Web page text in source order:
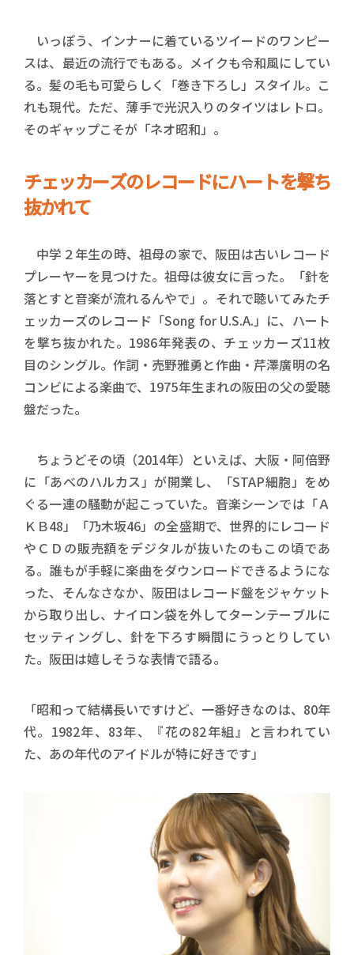
いっぽう、インナーに着ているツイードのワンピー
スは、最近の流行でもある。メイクも令和風にしてい
る。髪の毛も可愛らしく「巻き下ろし」スタイル。こ
れも現代。ただ、薄手で光沢入りのタイツはレトロ。
そのギャップこそが「ネオ昭和」。
チェッカーズのレコードにハートを撃ち
抜かれて
中学２年生の時、祖母の家で、阪田は古いレコード
プレーヤーを見つけた。祖母は彼女に言った。「針を
落とすと音楽が流れるんやで」。それで聴いてみたチ
ェッカーズのレコード「Song for U.S.A.」に、ハート
を撃ち抜かれた。1986年発表の、チェッカーズ11枚
目のシングル。作詞・売野雅勇と作曲・芹澤廣明の名
コンビによる楽曲で、1975年生まれの阪田の父の愛聴
盤だった。
ちょうどその頃（2014年）といえば、大阪・阿倍野
に「あべのハルカス」が開業し、「STAP細胞」をめ
ぐる一連の騒動が起こっていた。音楽シーンでは「Ａ
ＫＢ48」「乃木坂46」の全盛期で、世界的にレコード
やＣＤの販売額をデジタルが抜いたのもこの頃であ
る。誰もが手軽に楽曲をダウンロードできるようにな
った、そんなさなか、阪田はレコード盤をジャケット
から取り出し、ナイロン袋を外してターンテーブルに
セッティングし、針を下ろす瞬間にうっとりしてい
た。阪田は嬉しそうな表情で語る。
「昭和って結構長いですけど、一番好きなのは、80年
代。1982年、83年、『花の82年組』と言われてい
た、あの年代のアイドルが特に好きです」